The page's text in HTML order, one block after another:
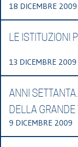
18 DICEMBRE 2009
LE ISTITUZIONI
13 DICEMBRE 2009
ANNI
DELLA
9 DICEMBRE 2009